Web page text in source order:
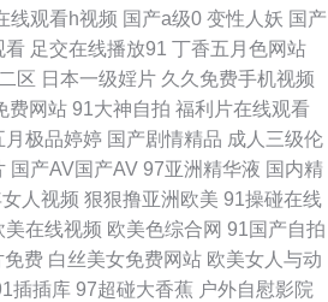
免费观看 天堂AB中文 91福利伦理影院 精品粉
丝袜精品网址 国产日日夜夜艹 国产少妇被躁
91人人妻人人超 国产精品韩日 五月婷婷色网
器影 超碰性导航 91原视频在线播放 最新成人
福利社 国产福利网站导航 综合久久国产成人
线观看h视频 国产a级0 变性人妖 国产
看 足交在线播放91 丁香五月色网站
区 日本一级婬片 久久免费手机视频
费网站 91大神自拍 福利片在线观看
月极品婷婷 国产剧情精品 成人三级伦
国产AV国产AV 97亚洲精华液 国内精
人视频 狠狠撸亚洲欧美 91操碰在线
美在线视频 欧美色综合网 91国产自拍
免费 白丝美女免费网站 欧美女人与动
插插库 97超碰大香蕉 户外自慰影院